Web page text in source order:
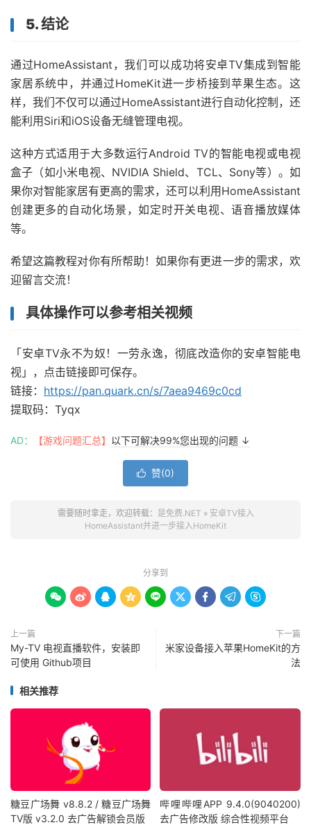
5. 结论
通过HomeAssistant，我们可以成功将安卓TV集成到智能
家居系统中，并通过HomeKit进一步桥接到苹果生态。这
样，我们不仅可以通过HomeAssistant进行自动化控制，还
能利用Siri和iOS设备无缝管理电视。
这种方式适用于大多数运行Android TV的智能电视或电视
盒子（如小米电视、NVIDIA Shield、TCL、Sony等）。如
果你对智能家居有更高的需求，还可以利用HomeAssistant
创建更多的自动化场景，如定时开关电视、语音播放媒体
等。
希望这篇教程对你有所帮助！如果你有更进一步的需求，欢
迎留言交流！
具体操作可以参考相关视频
「安卓TV永不为奴！一劳永逸，彻底改造你的安卓智能电
视」，点击链接即可保存。
链接： https://pan.quark.cn/s/7aea9469c0cd
提取码：Tyqx
AD： 【游戏问题汇总】 以下可解决99%您出现的问题 ↓
 赞(0)
需要随时拿走，欢迎转载： 是免费.NET » 安卓TV接入
HomeAssistant并进一步接入HomeKit
分享到
        
上一篇
My-TV 电视直播软件，安装即
可使用 Github项目
下一篇
米家设备接入苹果HomeKit的方
法
相关推荐
糖豆广场舞 v8.8.2 / 糖豆广场舞
TV版 v3.2.0 去广告解锁会员版
哔哩哔哩APP 9.4.0(9040200)
去广告修改版 综合性视频平台